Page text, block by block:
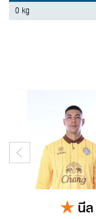
0 kg
นีล